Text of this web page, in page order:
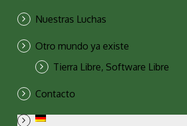
Nuestras Luchas
Otro mundo ya existe
Tierra Libre, Software Libre
Contacto